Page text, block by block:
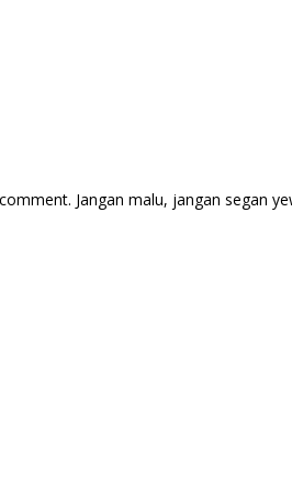
Jangan malu, jangan segan